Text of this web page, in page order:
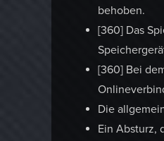
behoben.
[360] Das
[360] Bei
Die
Ein Absturz,